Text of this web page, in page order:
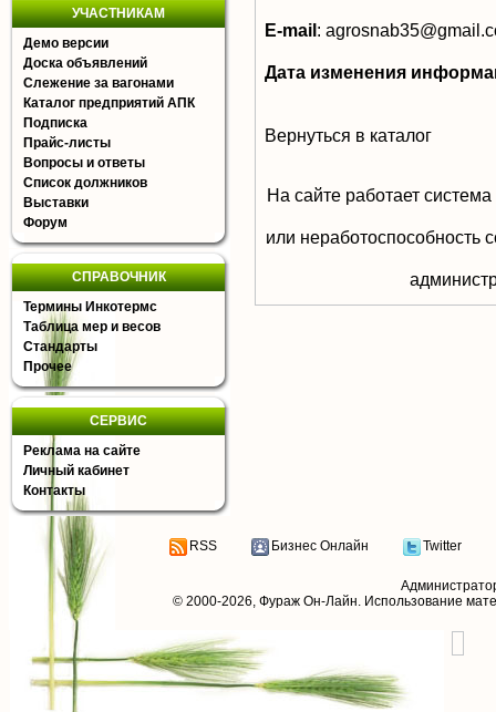
УЧАСТНИКАМ
Демо версии
Доска объявлений
Слежение за вагонами
Каталог предприятий АПК
Подписка
Прайс-листы
Вопросы и ответы
Список должников
Выставки
Форум
СПРАВОЧНИК
Термины Инкотермс
Таблица мер и весов
Стандарты
Прочее
СЕРВИС
Реклама на сайте
Личный кабинет
Контакты
E-mail:
Дата изменения
Вернуться в каталог
На сайте работает
или неработоспособность
RSS Бизнес Онлайн Twitter
© 2000-2026, Фураж Он-Лайн. Использование